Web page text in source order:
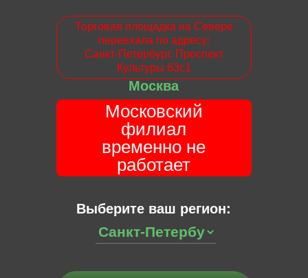
Торговая площадка на Севере
переехала по адресу:
Санкт-Петербург. Проспект
Культуры 63с1
Москва
Московский
филиал
временно не
работает
Выберите ваш регион: